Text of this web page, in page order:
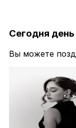
Сегодня
Вы можете